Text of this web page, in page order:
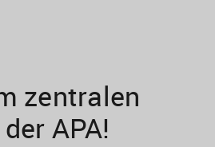
zentralen
APA!